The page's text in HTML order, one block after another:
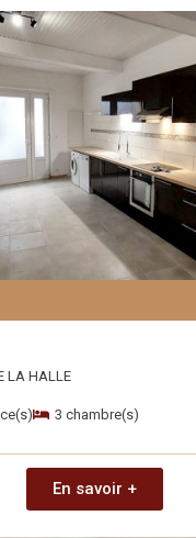
LA HALLE
3 chambre(s)
En savoir +